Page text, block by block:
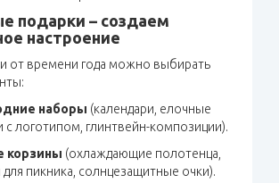
подарки – создаем
настроение
от времени года можно выбирать
наборы (календари, елочные
с логотипом, глинтвейн-композиции).
корзины (охлаждающие полотенца,
пикника, солнцезащитные очки).